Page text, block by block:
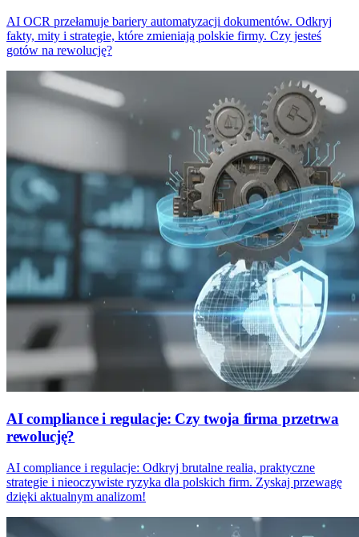
AI OCR przełamuje bariery automatyzacji dokumentów. Odkryj
fakty, mity i strategie, które zmieniają polskie firmy. Czy jesteś
gotów na rewolucję?
AI compliance i regulacje: Czy twoja firma przetrwa
rewolucję?
AI compliance i regulacje: Odkryj brutalne realia, praktyczne
strategie i nieoczywiste ryzyka dla polskich firm. Zyskaj przewagę
dzięki aktualnym analizom!